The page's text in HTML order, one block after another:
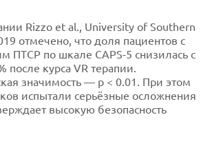
Rizzo et al., University of Southern
отмечено, что доля пациентов с
ПТСР по шкале CAPS-5 снизилась с
после курса VR терапии.
значимость — p < 0.01. При этом
испытали серьёзные осложнения
высокую безопасность